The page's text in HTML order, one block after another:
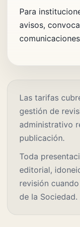
Para
avisos,
Las tarifas
gestión de
administrativo
publicación.
Toda
editorial,
revisión
de la Sociedad.